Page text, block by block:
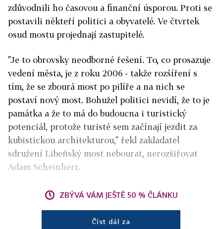
zdůvodnili ho časovou a finanční úsporou. Proti se
postavili někteří politici a obyvatelé. Ve čtvrtek
osud mostu projednají zastupitelé.
"Je to obrovsky neodborné řešení. To, co prosazuje
vedení města, je z roku 2006 - takže rozšíření s
tím, že se zbourá most po pilíře a na nich se
postaví nový most. Bohužel politici nevidí, že to je
památka a že to má do budoucna i turistický
potenciál, protože turisté sem začínají jezdit za
kubistickou architekturou," řekl zakladatel
sdružení Libeňský most nebourat, nerozšiřovat
Adam Scheinherr.
ZBÝVÁ VÁM JEŠTĚ 50 % ČLÁNKU
Číst dál za